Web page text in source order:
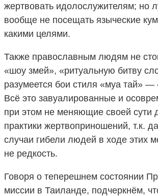
жертвовать идолослужителям; но
вообще не посещать языческие
какими целями.
Также православным людям не
«шоу змей», «ритуальную битву
разумеется бои стиля «муа тай» —
Всё это завуалированные и
при этом не меняющие своей сути
практики жертвоприношений, т.к.
случаи гибели людей в ходе этих
не редкость.
Говоря о теперешнем состоянии
миссии в Таиланде, подчеркнём,